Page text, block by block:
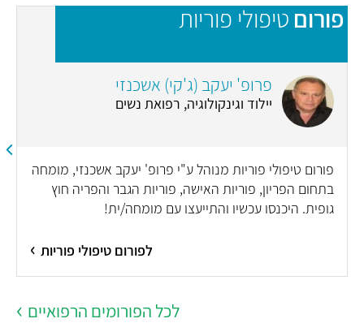
פורום טיפולי פוריות
פרופ' יעקב (ג'קי) אשכנזי
יילוד וגינקולוגיה, רפואת נשים
פורום טיפולי פוריות מנוהל ע"י פרופ' יעקב אשכנזי, מומחה
בתחום הפריון, פוריות האישה, פוריות הגבר והפריה חוץ
גופית. היכנסו עכשיו והתייעצו עם מומחה/ית!
לפורום טיפולי פוריות
לכל הפורומים הרפואיים